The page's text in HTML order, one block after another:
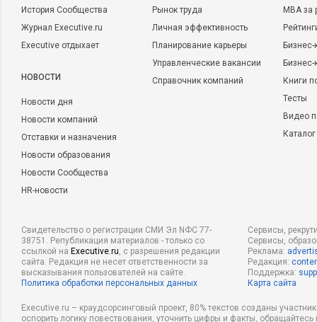
История Сообщества
Журнал Executive.ru
Executive отдыхает
НОВОСТИ
Новости дня
Новости компаний
Отставки и назначения
Новости образования
Новости Сообщества
HR-новости
Рынок труда
Личная эффективность
Планирование карьеры
Управленческие вакансии
Справочник компаний
MBA
Бизнес-
Книги
Тесты
Видео
Свидетельство о регистрации СМИ Эл NФС 77-
38751. Републикация материалов - только со
ссылкой на Executive.ru, с разрешения редакции
сайта. Редакция не несет ответственности за
высказывания пользователей на сайте.
Политика обработки персональных данных
Сервисы,
Сервисы,
Реклама:
Редакция:
Поддержка:
Карта сайта
Executive.ru – краудсорсинговый проект, 80% текстов созданы
оспорить логику повествования, уточнить цифры и факты,